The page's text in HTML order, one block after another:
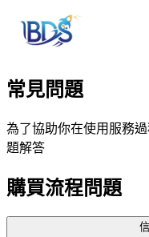
常見問題
為了協助你在使用服務
題解答
購買流程問題